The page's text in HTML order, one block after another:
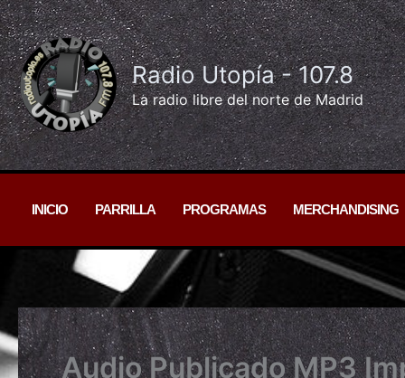
Ir
al
contenido
Radio Utopía - 107.8
La radio libre del norte de Madrid
INICIO PARRILLA PROGRAMAS MERCHANDISING
Audio Publicado MP3